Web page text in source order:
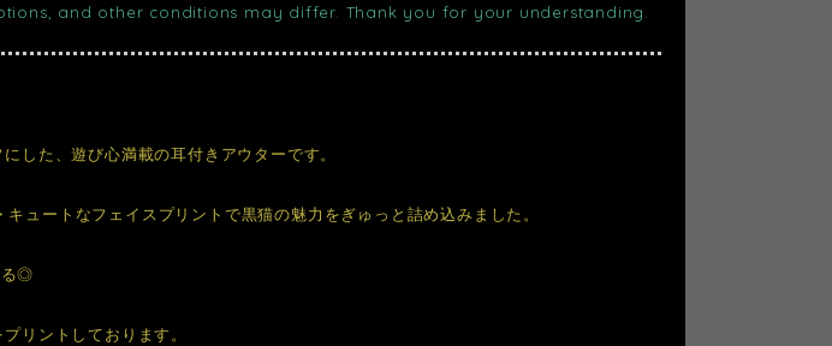
and other conditions may differ. Thank you for your understanding.
した、遊び心満載の耳付きアウターです。
ュートなフェイスプリントで黒猫の魅力をぎゅっと詰め込みました。
る◎
リントしております。